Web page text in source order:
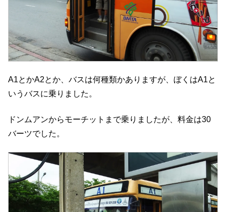
A1とかA2とか、バスは何種類かありますが、ぼくはA1と
いうバスに乗りました。
ドンムアンからモーチットまで乗りましたが、料金は30
バーツでした。